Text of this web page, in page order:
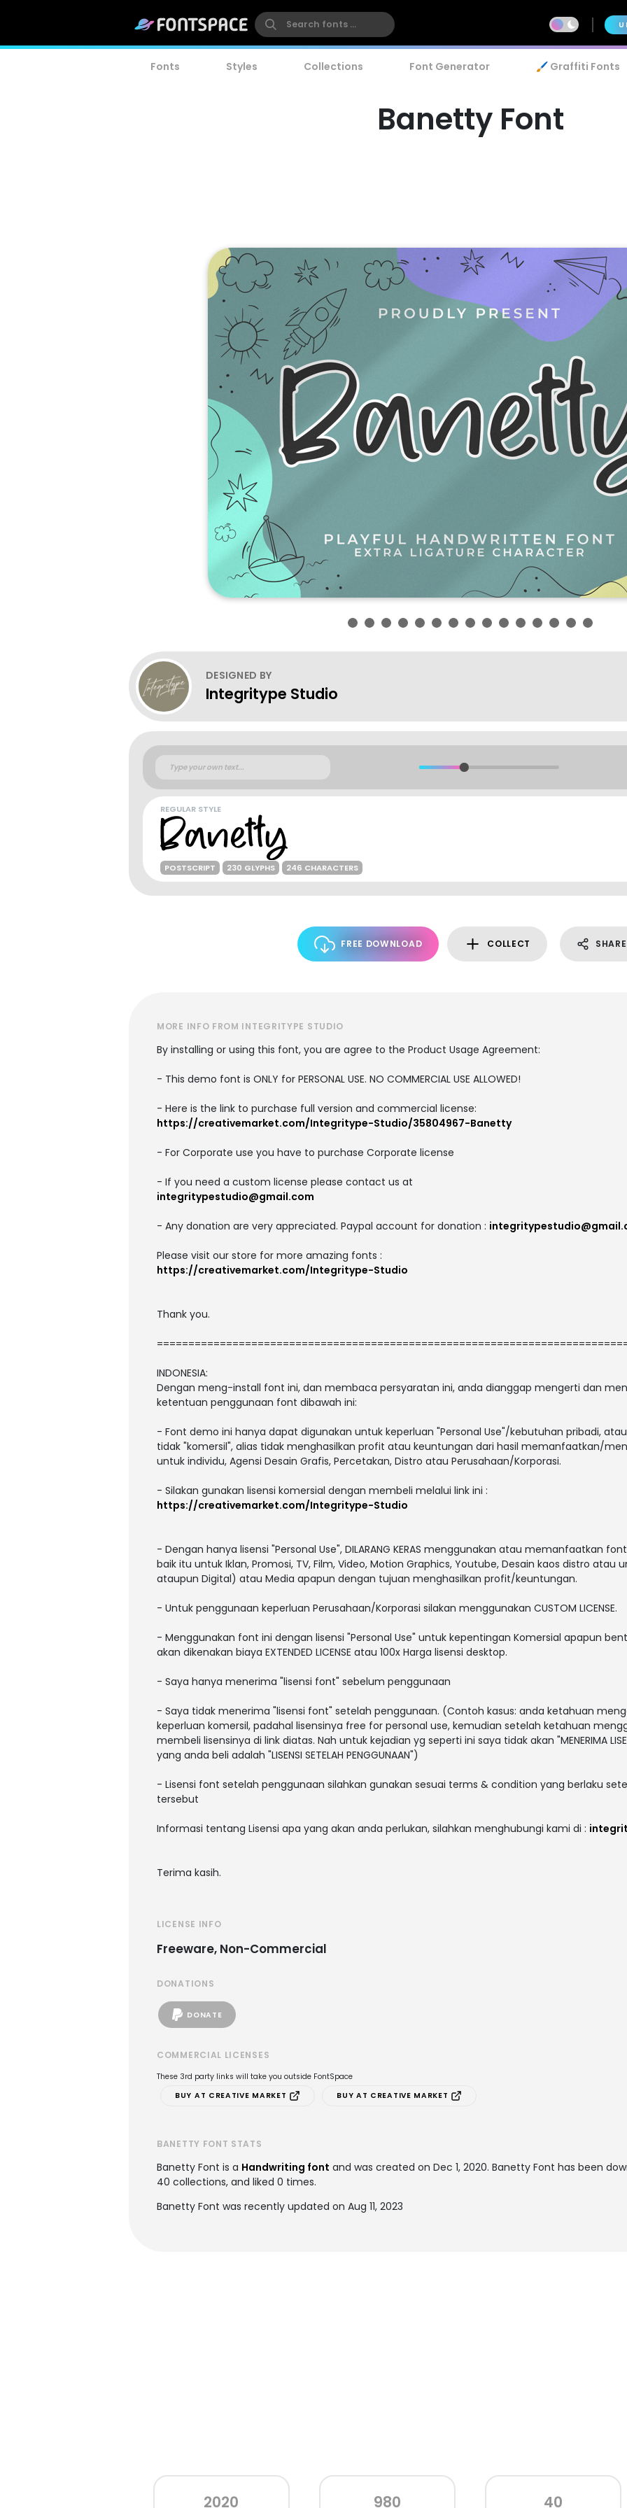
Fonts Styles Collections Font Generator 🖌️ Graffiti Fonts
Banetty Font
DESIGNED BY
Integritype Studio
REGULAR STYLE
POSTSCRIPT 230 GLYPHS 246 CHARACTERS
FREE DOWNLOAD COLLECT SHARE
MORE INFO FROM INTEGRITYPE STUDIO
By installing or using this font, you are agree to the Product Usage Agreement:
- This demo font is ONLY for PERSONAL USE. NO COMMERCIAL USE ALLOWED!
- Here is the link to purchase full version and commercial license:
https://creativemarket.com/Integritype-Studio/35804967-Banetty
- For Corporate use you have to purchase Corporate license
- If you need a custom license please contact us at
integritypestudio@gmail.com
- Any donation are very appreciated. Paypal account for donation :
Please visit our store for more amazing fonts :
https://creativemarket.com/Integritype-Studio
Thank you.
INDONESIA:
Dengan meng-install font ini, dan membaca persyaratan ini, anda dianggap mengerti dan
ketentuan penggunaan font dibawah ini:
- Font demo ini hanya dapat digunakan untuk keperluan "Personal Use"/kebutuhan pribadi,
tidak "komersil", alias tidak menghasilkan profit atau keuntungan dari hasil memanfaatkan/
untuk individu, Agensi Desain Grafis, Percetakan, Distro atau Perusahaan/Korporasi.
- Silakan gunakan lisensi komersial dengan membeli melalui link ini :
https://creativemarket.com/Integritype-Studio
- Dengan hanya lisensi "Personal Use", DILARANG KERAS menggunakan atau memanfaatkan
baik itu untuk Iklan, Promosi, TV, Film, Video, Motion Graphics, Youtube, Desain kaos distro atau
ataupun Digital) atau Media apapun dengan tujuan menghasilkan profit/keuntungan.
- Untuk penggunaan keperluan Perusahaan/Korporasi silakan menggunakan CUSTOM LICENSE.
- Menggunakan font ini dengan lisensi "Personal Use" untuk kepentingan Komersial apapun
akan dikenakan biaya EXTENDED LICENSE atau 100x Harga lisensi desktop.
- Saya hanya menerima "lisensi font" sebelum penggunaan
- Saya tidak menerima "lisensi font" setelah penggunaan. (Contoh kasus: anda ketahuan
keperluan komersil, padahal lisensinya free for personal use, kemudian setelah ketahuan
membeli lisensinya di link diatas. Nah untuk kejadian yg seperti ini saya tidak akan "MENERIMA
yang anda beli adalah "LISENSI SETELAH PENGGUNAAN")
- Lisensi font setelah penggunaan silahkan gunakan sesuai terms & condition yang berlaku
tersebut
Informasi tentang Lisensi apa yang akan anda perlukan, silahkan menghubungi kami di :
Terima kasih.
LICENSE INFO
Freeware, Non-Commercial
DONATIONS
DONATE
COMMERCIAL LICENSES
These 3rd party links will take you outside FontSpace
BUY AT CREATIVE MARKET
BUY AT CREATIVE MARKET
BANETTY FONT STATS
Banetty Font is a Handwriting font and was created on Dec 1, 2020. Banetty Font has been
40 collections, and liked 0 times.
Banetty Font was recently updated on Aug 11, 2023
2020 980 40